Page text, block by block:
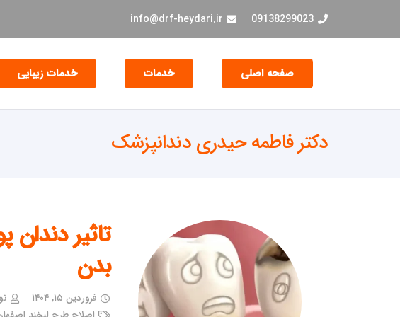
09138299023
info@drf-heydari.ir
صفحه اصلی خدمات خدمات زیبایی
دکتر فاطمه حیدری دندانپزشک
تاثیر
بدن
فروردین ۱۵, ۱۴۰۴